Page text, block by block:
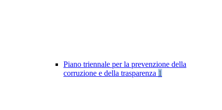
Piano triennale per la prevenzione della
corruzione e della trasparenza 1